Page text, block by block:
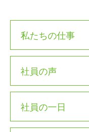
私たちの仕事
社員の声
社員の一日